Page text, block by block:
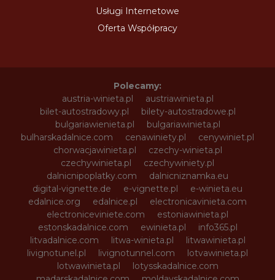
Usługi Internetowe
Oferta Współpracy
Polecamy:
austria-winieta.pl
austriawinieta.pl
bilet-autostradowy.pl
bilety-autostradowe.pl
bulgariawienieta.pl
bulgariawinieta.pl
bulharskadalnice.com
cenawiniety.pl
cenywiniet.pl
chorwacjawinieta.pl
czechy-winieta.pl
czechywinieta.pl
czechywiniety.pl
dalnicnipoplatky.com
dalnicniznamka.eu
digital-vignette.de
e-vignette.pl
e-winieta.eu
edalnice.org
edalnice.pl
electronicavinieta.com
electroniceviniete.com
estoniawinieta.pl
estonskadalnice.com
ewinieta.pl
info365.pl
litvadalnice.com
litwa-winieta.pl
litwawinieta.pl
livignotunel.pl
livignotunnel.com
lotvawinieta.pl
lotwawinieta.pl
lotysskadalnice.com